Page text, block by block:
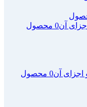
آن0 محصول
آن0 محصول